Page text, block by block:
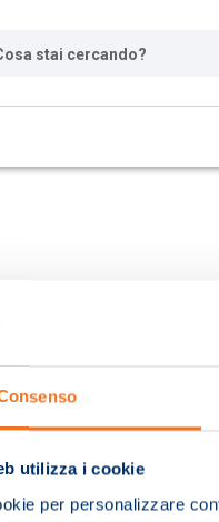
utilizza i cookie
per personalizzare
stai cercando?